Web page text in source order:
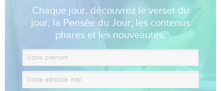
Chaque jour, découvrez le verset du
jour, la Pensée du Jour, les contenus
phares et les nouveautés.